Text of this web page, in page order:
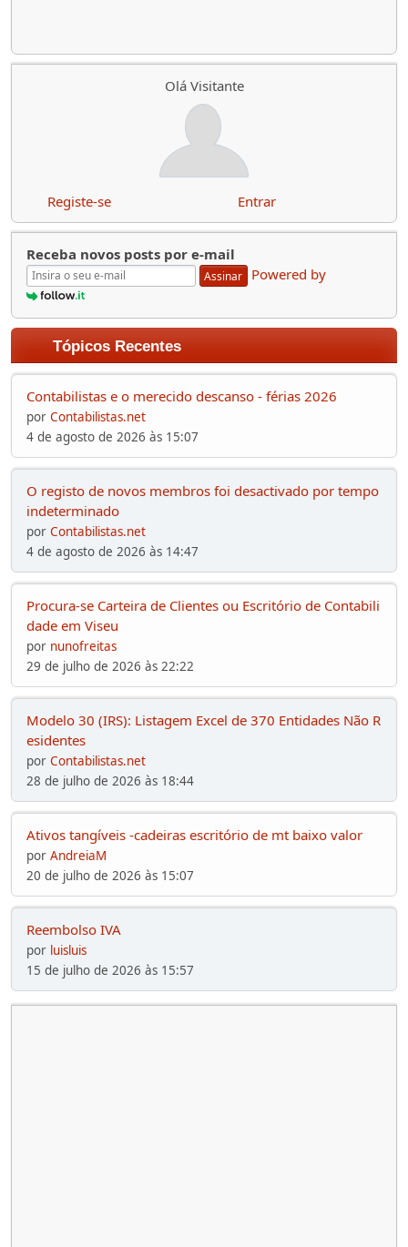
Olá Visitante
Registe-se Entrar
Receba novos posts por e-mail
Assinar Powered by
Tópicos Recentes
Contabilistas e o merecido descanso - férias 2026
por Contabilistas.net
4 de agosto de 2026 às 15:07
O registo de novos membros foi desactivado por tempo
indeterminado
por Contabilistas.net
4 de agosto de 2026 às 14:47
Procura-se Carteira de Clientes ou Escritório de Contabili
dade em Viseu
por nunofreitas
29 de julho de 2026 às 22:22
Modelo 30 (IRS): Listagem Excel de 370 Entidades Não R
esidentes
por Contabilistas.net
28 de julho de 2026 às 18:44
Ativos tangíveis -cadeiras escritório de mt baixo valor
por AndreiaM
20 de julho de 2026 às 15:07
Reembolso IVA
por luisluis
15 de julho de 2026 às 15:57